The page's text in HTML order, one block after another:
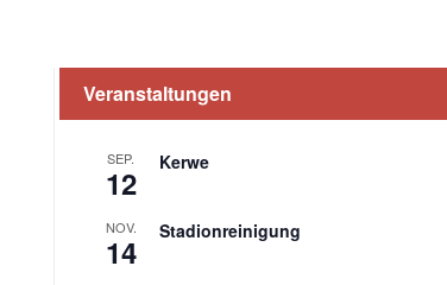
Veranstaltungen
SEP.
12
Kerwe
NOV.
14
Stadionreinigung